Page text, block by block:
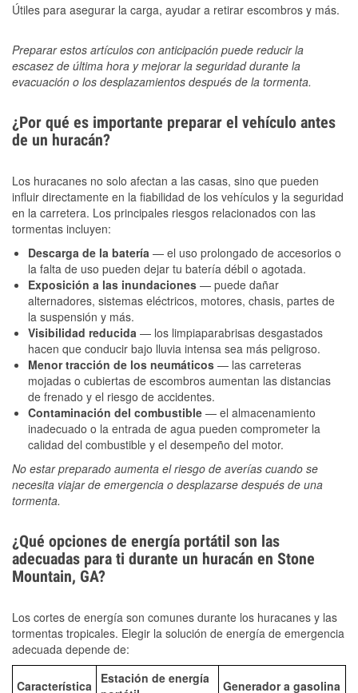
Útiles para asegurar la carga, ayudar a retirar escombros y más.
Preparar estos artículos con anticipación puede reducir la
escasez de última hora y mejorar la seguridad durante la
evacuación o los desplazamientos después de la tormenta.
¿Por qué es importante preparar el vehículo antes
de un huracán?
Los huracanes no solo afectan a las casas, sino que pueden
influir directamente en la fiabilidad de los vehículos y la seguridad
en la carretera. Los principales riesgos relacionados con las
tormentas incluyen:
Descarga de la batería — el uso prolongado de accesorios o
la falta de uso pueden dejar tu batería débil o agotada.
Exposición a las inundaciones — puede dañar
alternadores, sistemas eléctricos, motores, chasis, partes de
la suspensión y más.
Visibilidad reducida — los limpiaparabrisas desgastados
hacen que conducir bajo lluvia intensa sea más peligroso.
Menor tracción de los neumáticos — las carreteras
mojadas o cubiertas de escombros aumentan las distancias
de frenado y el riesgo de accidentes.
Contaminación del combustible — el almacenamiento
inadecuado o la entrada de agua pueden comprometer la
calidad del combustible y el desempeño del motor.
No estar preparado aumenta el riesgo de averías cuando se
necesita viajar de emergencia o desplazarse después de una
tormenta.
¿Qué opciones de energía portátil son las
adecuadas para ti durante un huracán en Stone
Mountain, GA?
Los cortes de energía son comunes durante los huracanes y las
tormentas tropicales. Elegir la solución de energía de emergencia
adecuada depende de:
Característica
Estación de energía
Generador a gasolina